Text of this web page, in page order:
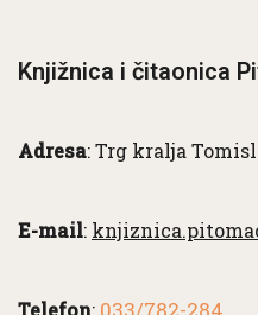
Knjižnica i čitaonica
Adresa: Trg kralja
E-mail:
Telefon: